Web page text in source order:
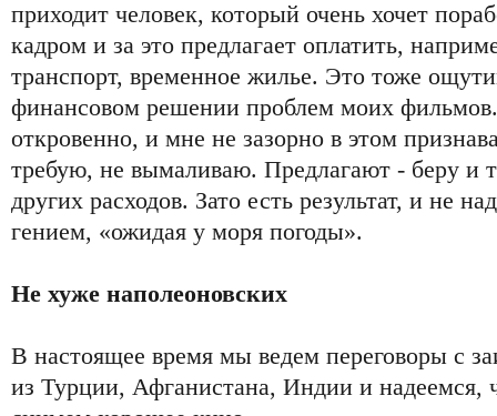
приходит человек, который очень хочет
кадром и за это предлагает оплатить,
транспорт, временное жилье. Это тоже
финансовом решении проблем моих
откровенно, и мне не зазорно в этом
требую, не вымаливаю. Предлагают - беру и
других расходов. Зато есть результат, и не
гением, «ожидая у моря погоды».
Не хуже наполеоновских
В настоящее время мы ведем переговоры с
из Турции, Афганистана, Индии и надеемся,